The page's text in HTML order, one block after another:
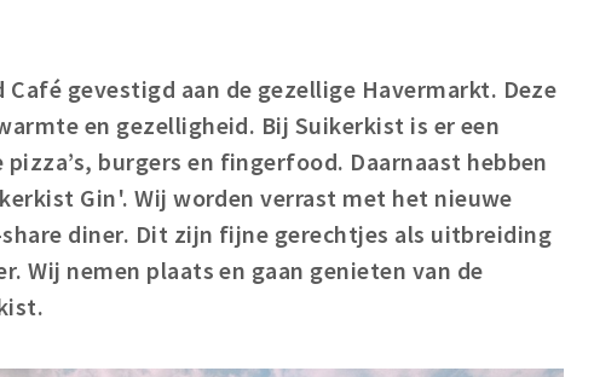
Café gevestigd aan de gezellige Havermarkt. Deze
en gezelligheid. Bij Suikerkist is er een
burgers en fingerfood. Daarnaast hebben
Gin'. Wij worden verrast met het nieuwe
diner. Dit zijn fijne gerechtjes als uitbreiding
Wij nemen plaats en gaan genieten van de